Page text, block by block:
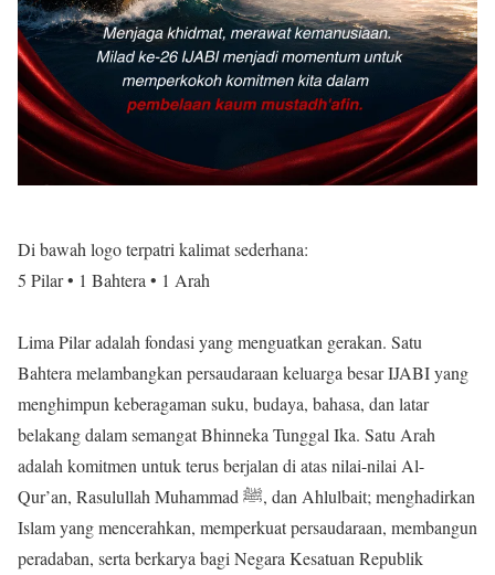
Di bawah logo terpatri kalimat sederhana:
5 Pilar • 1 Bahtera • 1 Arah
Lima Pilar adalah fondasi yang menguatkan gerakan. Satu
Bahtera melambangkan persaudaraan keluarga besar IJABI yang
menghimpun keberagaman suku, budaya, bahasa, dan latar
belakang dalam semangat Bhinneka Tunggal Ika. Satu Arah
adalah komitmen untuk terus berjalan di atas nilai-nilai Al-
Qur’an, Rasulullah Muhammad ﷺ, dan Ahlulbait; menghadirkan
Islam yang mencerahkan, memperkuat persaudaraan, membangun
peradaban, serta berkarya bagi Negara Kesatuan Republik